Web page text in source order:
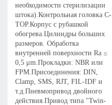
необходимости стерилизации
штока).Контрольная головка C-
TOP.Корпус с рубашкой
обогрева.Цилиндры больших
размеров. Обработка
внутренней поверхности Ra ≤
0,5 μm.Прокладки: NBR или
FPM.Присоединения: DIN,
Clamp, SMS, RJT, FIL-IDF и
т.д.Пневмопривод двойного
действия.Привод типа "Twin-